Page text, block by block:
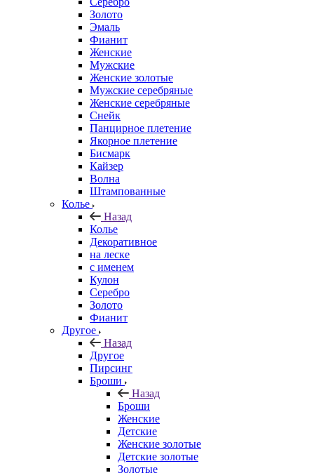
Золото
Эмаль
Фианит
Женские
Мужские
Женские золотые
Мужские серебряные
Женские серебряные
Снейк
Панцирное плетение
Якорное плетение
Бисмарк
Кайзер
Волна
Штампованные
Колье
Назад
Колье
Декоративное
на леске
с именем
Кулон
Серебро
Золото
Фианит
Другое
Назад
Другое
Пирсинг
Броши
Назад
Броши
Женские
Детские
Женские золотые
Детские золотые
Золотые